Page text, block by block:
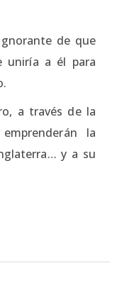
de que
uniría a él para
a través de la
la
y a su